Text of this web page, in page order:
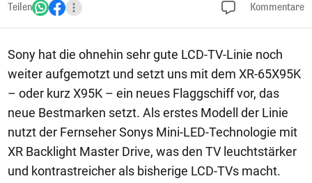
Teilen Kommentare
Sony hat die ohnehin sehr gute LCD-TV-Linie noch
weiter aufgemotzt und setzt uns mit dem XR-65X95K
– oder kurz X95K – ein neues Flaggschiff vor, das
neue Bestmarken setzt. Als erstes Modell der Linie
nutzt der Fernseher Sonys Mini-LED-Technologie mit
XR Backlight Master Drive, was den TV leuchtstärker
und kontrastreicher als bisherige LCD-TVs macht.